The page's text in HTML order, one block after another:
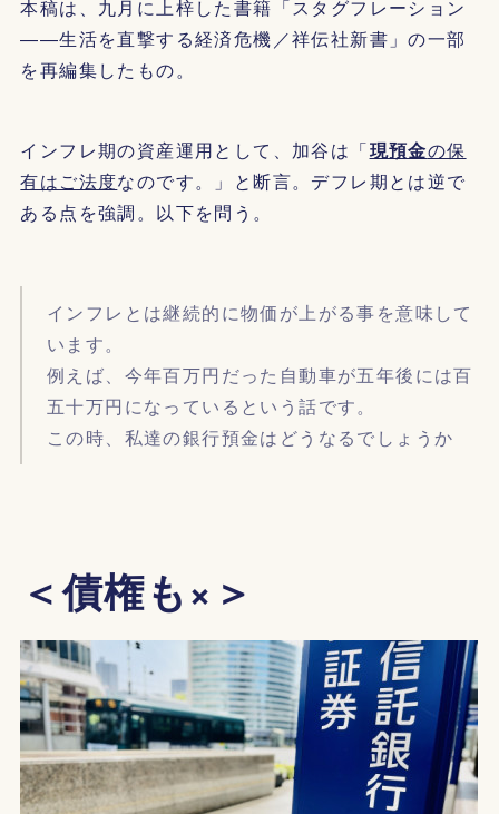
本稿は、九月に上梓した書籍「スタグフレーション
――生活を直撃する経済危機／祥伝社新書」の一部
を再編集したもの。
インフレ期の資産運用として、加谷は「現預金の保
有はご法度なのです。」と断言。デフレ期とは逆で
ある点を強調。以下を問う。
インフレとは継続的に物価が上がる事を意味して
います。
例えば、今年百万円だった自動車が五年後には百
五十万円になっているという話です。
この時、私達の銀行預金はどうなるでしょうか
＜債権も×＞